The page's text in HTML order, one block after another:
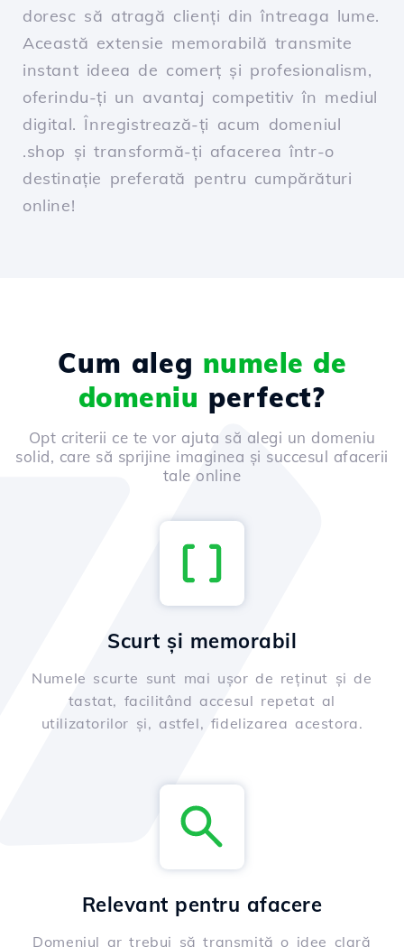
doresc să atragă clienți din întreaga lume.
Această extensie memorabilă transmite
instant ideea de comerț și profesionalism,
oferindu-ți un avantaj competitiv în mediul
digital. Înregistrează-ți acum domeniul
.shop și transformă-ți afacerea într-o
destinație preferată pentru cumpărături
online!
Cum aleg numele de
domeniu perfect?
Opt criterii ce te vor ajuta să alegi un domeniu
solid, care să sprijine imaginea și succesul afacerii
tale online
Scurt și memorabil
Numele scurte sunt mai ușor de reținut și de
tastat, facilitând accesul repetat al
utilizatorilor și, astfel, fidelizarea acestora.
Relevant pentru afacere
Domeniul ar trebui să transmită o idee clară